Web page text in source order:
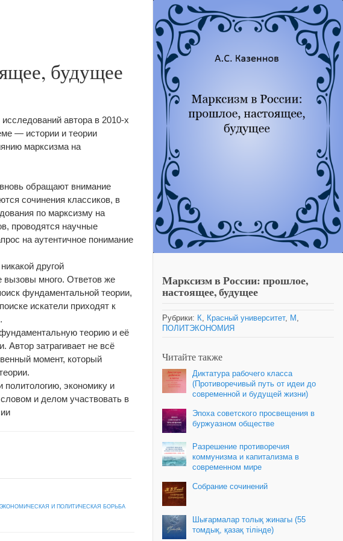
будущее
автора в 2010‑х
— истории и теории
марксизма на
обращают внимание
сочинения классиков, в
по марксизму на
проводятся научные
на аутентичное понимание
другой
вызовы много. Ответов же
фундаментальной теории,
искатели приходят к
теорию и её
Автор затрагивает не всё
момент, который
экономику и
и делом участвовать в
ЭКОНОМИЧЕСКАЯ И ПОЛИТИЧЕСКАЯ БОРЬБА
Марксизм в России: прошлое,
настоящее, будущее
Рубрики: К, Красный университет, М ,
ПОЛИТЭКОНОМИЯ
Читайте также
Диктатура рабочего класса
(Противоречивый путь от идеи до
современной и будущей жизни)
Эпоха советского просвещения в
буржуазном обществе
Разрешение противоречия
коммунизма и капитализма в
современном мире
Собрание сочинений
Шығармалар толық жинагы (55
томдық, қазақ тілінде)